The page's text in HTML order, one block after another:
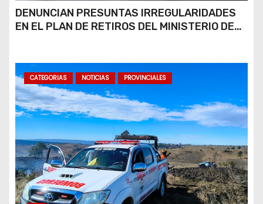
DENUNCIAN PRESUNTAS IRREGULARIDADES
EN EL PLAN DE RETIROS DEL MINISTERIO DE
CATEGORIAS NOTICIAS PROVINCIALES